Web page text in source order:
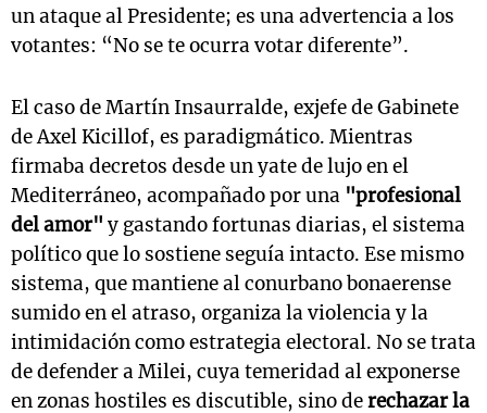
un ataque al Presidente; es una advertencia a los
votantes: “No se te ocurra votar diferente”.
El caso de Martín Insaurralde, exjefe de Gabinete
de Axel Kicillof, es paradigmático. Mientras
firmaba decretos desde un yate de lujo en el
Mediterráneo, acompañado por una "profesional
del amor" y gastando fortunas diarias, el sistema
político que lo sostiene seguía intacto. Ese mismo
sistema, que mantiene al conurbano bonaerense
sumido en el atraso, organiza la violencia y la
intimidación como estrategia electoral. No se trata
de defender a Milei, cuya temeridad al exponerse
en zonas hostiles es discutible, sino derechazar la